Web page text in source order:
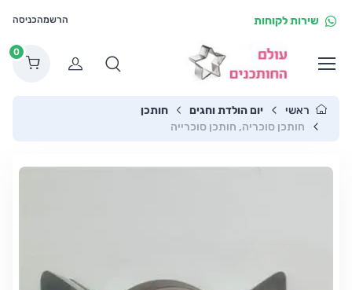
שירות לקוחות הרשמהכניסה
הרשמה
0
ראשי יום הולדת וחגים
חותכן
חותכן סוכריה, חותכן סוכרייה